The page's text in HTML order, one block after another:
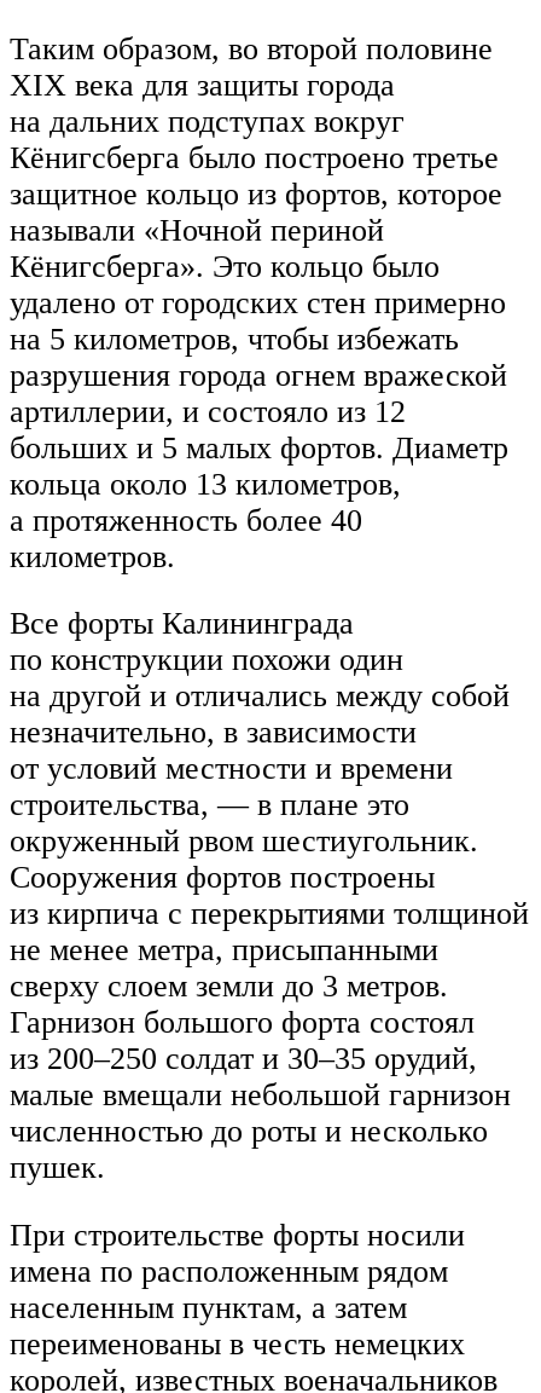
Таким образом, во второй половине
XIX века для защиты города
на дальних подступах вокруг
Кёнигсберга было построено третье
защитное кольцо из фортов, которое
называли «Ночной периной
Кёнигсберга». Это кольцо было
удалено от городских стен примерно
на 5 километров, чтобы избежать
разрушения города огнем вражеской
артиллерии, и состояло из 12
больших и 5 малых фортов. Диаметр
кольца около 13 километров,
а протяженность более 40
километров.
Все форты Калининграда
по конструкции похожи один
на другой и отличались между собой
незначительно, в зависимости
от условий местности и времени
строительства, — в плане это
окруженный рвом шестиугольник.
Сооружения фортов построены
из кирпича с перекрытиями толщиной
не менее метра, присыпанными
сверху слоем земли до 3 метров.
Гарнизон большого форта состоял
из 200–250 солдат и 30–35 орудий,
малые вмещали небольшой гарнизон
численностью до роты и несколько
пушек.
При строительстве форты носили
имена по расположенным рядом
населенным пунктам, а затем
переименованы в честь немецких
королей, известных военачальников